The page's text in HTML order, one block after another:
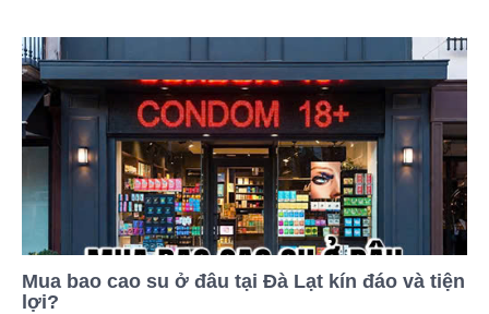
Mua bao cao su ở đâu tại Đà Lạt kín đáo và tiện
lợi?